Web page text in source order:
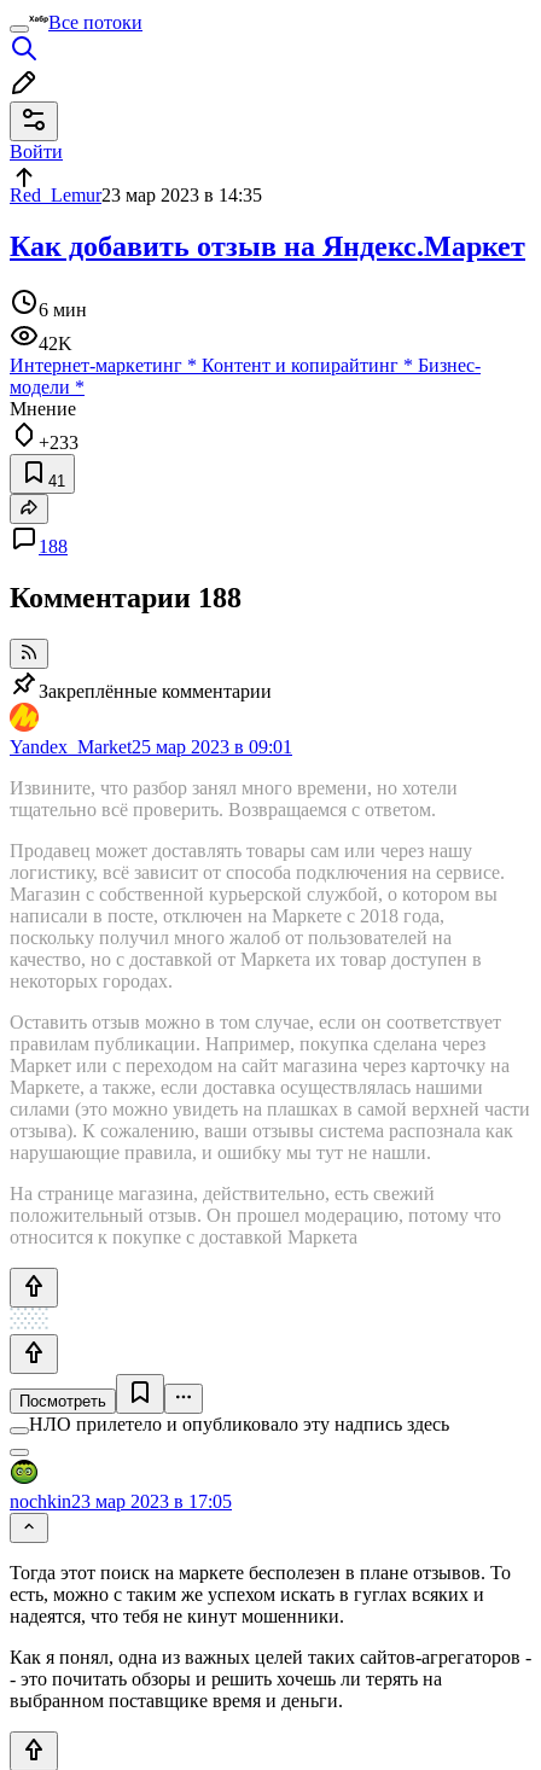
Все потоки
Войти
Red_Lemur23 мар 2023 в 14:35
Как добавить отзыв на Яндекс.Маркет
6 мин
42K
Интернет-маркетинг * Контент и копирайтинг * Бизнес-
модели *
Мнение
+233
41
188
Комментарии 188
Закреплённые комментарии
Yandex_Market25 мар 2023 в 09:01
Извините, что разбор занял много времени, но хотели
тщательно всё проверить. Возвращаемся с ответом.
Продавец может доставлять товары сам или через нашу
логистику, всё зависит от способа подключения на сервисе.
Магазин с собственной курьерской службой, о котором вы
написали в посте, отключен на Маркете с 2018 года,
поскольку получил много жалоб от пользователей на
качество, но с доставкой от Маркета их товар доступен в
некоторых городах.
Оставить отзыв можно в том случае, если он соответствует
правилам публикации. Например, покупка сделана через
Маркет или с переходом на сайт магазина через карточку на
Маркете, а также, если доставка осуществлялась нашими
силами (это можно увидеть на плашках в самой верхней части
отзыва). К сожалению, ваши отзывы система распознала как
нарушающие правила, и ошибку мы тут не нашли.
На странице магазина, действительно, есть свежий
положительный отзыв. Он прошел модерацию, потому что
относится к покупке с доставкой Маркета
Посмотреть
НЛО прилетело и опубликовало эту надпись здесь
nochkin23 мар 2023 в 17:05
Тогда этот поиск на маркете бесполезен в плане отзывов. То
есть, можно с таким же успехом искать в гуглах всяких и
надеятся, что тебя не кинут мошенники.
Как я понял, одна из важных целей таких сайтов-агрегаторов -
- это почитать обзоры и решить хочешь ли терять на
выбранном поставщике время и деньги.